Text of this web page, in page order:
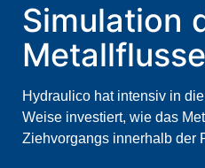
Simulation
Hydraulico hat intensiv in
Weise investiert, wie das
Ziehvorgangs innerhalb der